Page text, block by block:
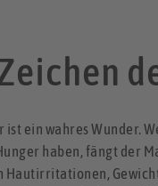
ist ein wahres Wunder.
haben, fängt der
Hautirritationen,